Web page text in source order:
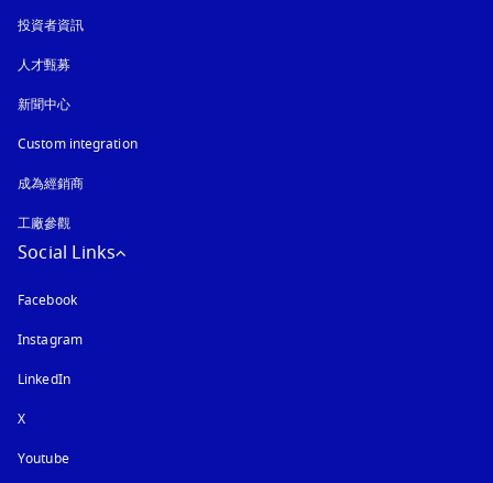
投資者資訊
人才甄募
新聞中心
Custom integration
成為經銷商
工廠參觀
Social Links
Facebook
Instagram以新標籤頁開啟
LinkedIn
X
Youtube以新標籤頁開啟